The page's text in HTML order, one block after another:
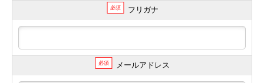
必須 フリガナ
必須 メールアドレス